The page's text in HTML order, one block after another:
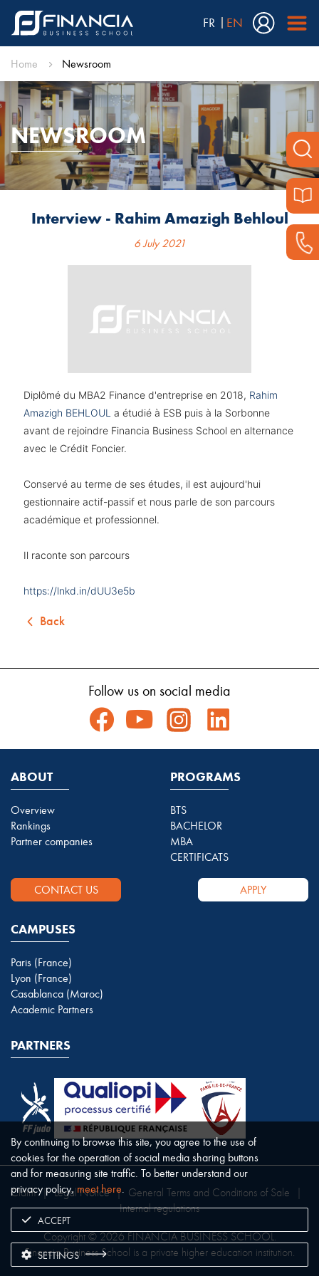
FR EN
Home Newsroom
NEWSROOM
Interview - Rahim Amazigh Behloul
6 July 2021
Diplômé du MBA2 Finance d'entreprise en 2018, Rahim
Amazigh BEHLOUL a étudié à ESB puis à la Sorbonne
avant de rejoindre Financia Business School en alternance
avec le Crédit Foncier.
Conservé au terme de ses études, il est aujourd'hui
gestionnaire actif-passif et nous parle de son parcours
académique et professionnel.
Il raconte son parcours
https://lnkd.in/dUU3e5b
Back
Follow us on social media
ABOUT
Overview
Rankings
Partner companies
PROGRAMS
BTS
BACHELOR
MBA
CERTIFICATS
CONTACT US APPLY
CAMPUSES
Paris (France)
Lyon (France)
Casablanca (Maroc)
Academic Partners
PARTNERS
Copyright © 2026 FINANCIA BUSINESS SCHOOL.
Financia Business School is a private higher education institution.
Claim | Legal Notice | General Terms and Conditions of Sale
Internal regulations
By continuing to browse this site, you agree to the use of
cookies for the operation of social media sharing buttons
and for measuring site traffic. To better understand our
privacy policy,meet here.
ACCEPT
SETTINGS